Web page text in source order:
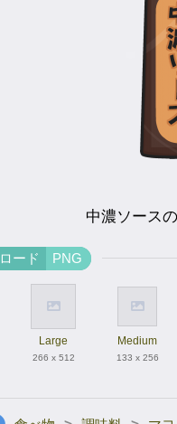
中濃ソース
ード PNG
Large
266 x 512
Medium
133 x 256